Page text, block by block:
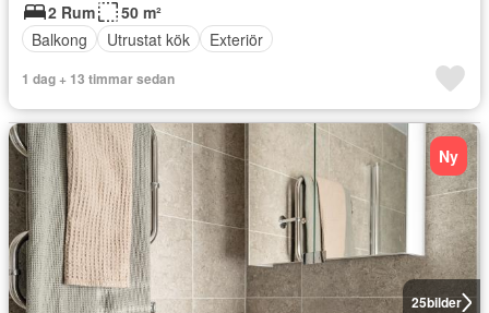
2 Rum
50 m²
Balkong
Utrustat kök Exteriör
1 dag + 13 timmar sedan
25bilder
Ny